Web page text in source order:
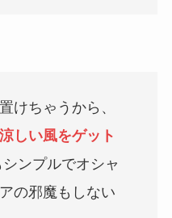
けちゃうから、
しい風をゲット
ンプルでオシャ
の邪魔もしない